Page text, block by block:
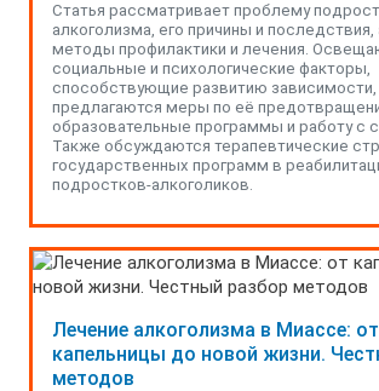
Статья рассматривает проблему
алкоголизма, его причины и последствия,
методы профилактики и лечения.
социальные и психологические факторы,
способствующие развитию зависимости,
предлагаются меры по её
образовательные программы и работу с
Также обсуждаются терапевтические
государственных программ в
подростков-алкоголиков.
Лечение алкоголизма в Миассе: от
капельницы до новой жизни.
методов